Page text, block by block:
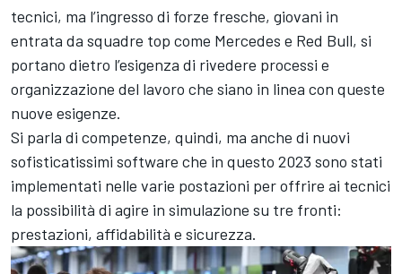
tecnici, ma l’ingresso di forze fresche, giovani in
entrata da squadre top come Mercedes e Red Bull, si
portano dietro l’esigenza di rivedere processi e
organizzazione del lavoro che siano in linea con queste
nuove esigenze.
Si parla di competenze, quindi, ma anche di nuovi
sofisticatissimi software che in questo 2023 sono stati
implementati nelle varie postazioni per offrire ai tecnici
la possibilità di agire in simulazione su tre fronti:
prestazioni, affidabilità e sicurezza.